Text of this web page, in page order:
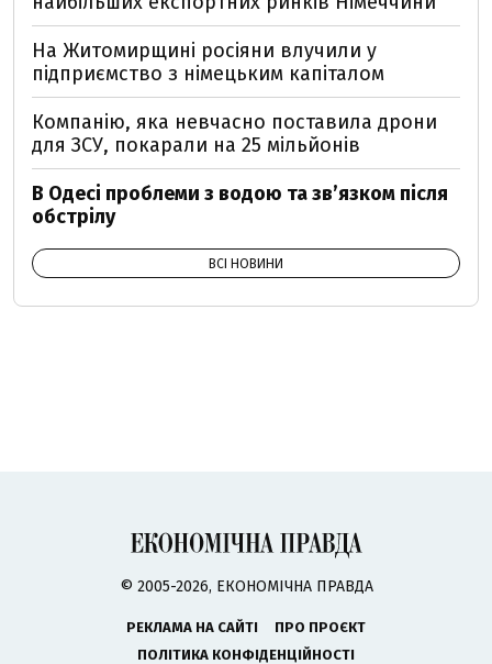
На Житомирщині росіяни влучили у
підприємство з німецьким капіталом
Компанію, яка невчасно поставила дрони
для ЗСУ, покарали на 25 мільйонів
В Одесі проблеми з водою та звʼязком після
обстрілу
ВСІ НОВИНИ
© 2005-2026, ЕКОНОМІЧНА ПРАВДА
РЕКЛАМА НА САЙТІ
ПРО ПРОЄКТ
ПОЛІТИКА КОНФІДЕНЦІЙНОСТІ